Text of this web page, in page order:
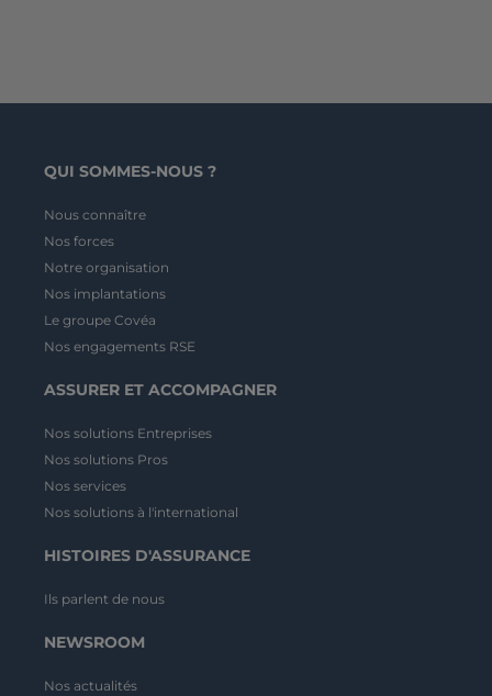
QUI SOMMES-NOUS ?
Nous connaître
Nos forces
Notre organisation
Nos implantations
Le groupe Covéa
Nos engagements RSE
ASSURER ET ACCOMPAGNER
Nos solutions Entreprises
Nos solutions Pros
Nos services
Nos solutions à l'international
HISTOIRES D'ASSURANCE
Ils parlent de nous
NEWSROOM
Nos actualités